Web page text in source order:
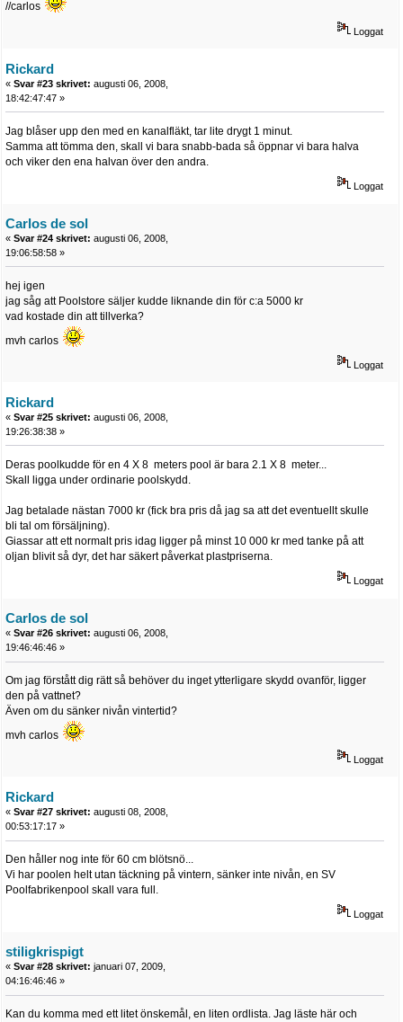
//carlos
Loggat
Rickard
« Svar #23 skrivet: augusti 06, 2008,
18:42:47:47 »
Jag blåser upp den med en kanalfläkt, tar lite drygt 1 minut.
Samma att tömma den, skall vi bara snabb-bada så öppnar vi bara halva
och viker den ena halvan över den andra.
Loggat
Carlos de sol
« Svar #24 skrivet: augusti 06, 2008,
19:06:58:58 »
hej igen
jag såg att Poolstore säljer kudde liknande din för c:a 5000 kr
vad kostade din att tillverka?
mvh carlos
Loggat
Rickard
« Svar #25 skrivet: augusti 06, 2008,
19:26:38:38 »
Deras poolkudde för en 4 X 8 meters pool är bara 2.1 X 8 meter...
Skall ligga under ordinarie poolskydd.
Jag betalade nästan 7000 kr (fick bra pris då jag sa att det eventuellt skulle
bli tal om försäljning).
Giassar att ett normalt pris idag ligger på minst 10 000 kr med tanke på att
oljan blivit så dyr, det har säkert påverkat plastpriserna.
Loggat
Carlos de sol
« Svar #26 skrivet: augusti 06, 2008,
19:46:46:46 »
Om jag förstått dig rätt så behöver du inget ytterligare skydd ovanför, ligger
den på vattnet?
Även om du sänker nivån vintertid?
mvh carlos
Loggat
Rickard
« Svar #27 skrivet: augusti 08, 2008,
00:53:17:17 »
Den håller nog inte för 60 cm blötsnö...
Vi har poolen helt utan täckning på vintern, sänker inte nivån, en SV
Poolfabrikenpool skall vara full.
Loggat
stiligkrispigt
« Svar #28 skrivet: januari 07, 2009,
04:16:46:46 »
Kan du komma med ett litet önskemål, en liten ordlista. Jag läste här och